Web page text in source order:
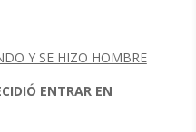
Y SE HIZO HOMBRE
ENTRAR EN